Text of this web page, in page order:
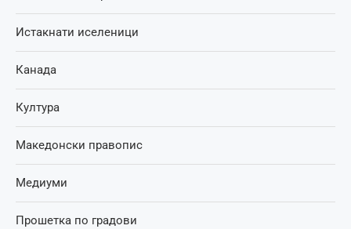
Истакнати иселеници
Канада
Култура
Македонски правопис
Медиуми
Прошетка по градови